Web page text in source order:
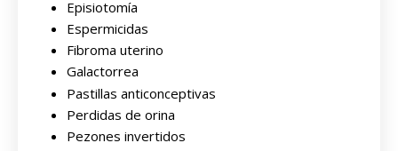
Episiotomía
Espermicidas
Fibroma uterino
Galactorrea
Pastillas anticonceptivas
Perdidas de orina
Pezones invertidos